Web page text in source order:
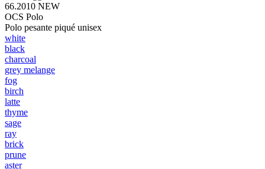
66.2010 NEW
OCS Polo
Polo pesante piqué unisex
white
black
charcoal
grey melange
fog
birch
latte
thyme
sage
ray
brick
prune
aster